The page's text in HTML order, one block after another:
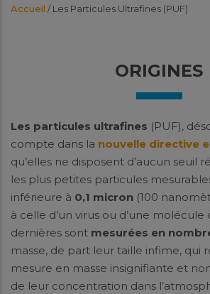
Accueil /Les Particules Ultrafines (PUF)
ORIGINES
Les particules ultrafines (PUF),
compte dans la nouvelle directive
qu’elles ne disposent d’aucun seuil
les plus petites particules
inférieure à 0,1 micron (100
à celle d’un virus ou d’une molécule
dernières sont mesurées en
masse, de part leur taille infime, qui
mesure en masse insignifiante et
de leur concentration dans